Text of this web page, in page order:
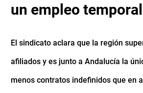
un empleo temporal
El sindicato aclara que la región
afiliados y es junto a Andalucía la
menos contratos indefinidos que en